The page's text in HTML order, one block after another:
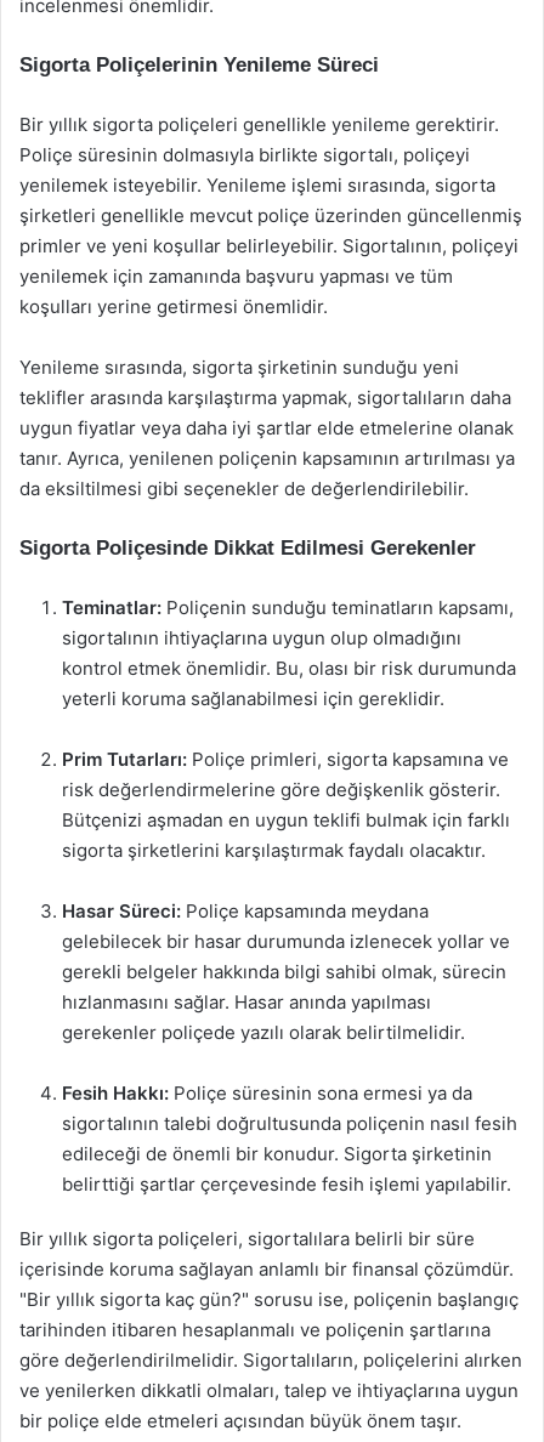
incelenmesi önemlidir.
Sigorta Poliçelerinin Yenileme Süreci
Bir yıllık sigorta poliçeleri genellikle yenileme gerektirir.
Poliçe süresinin dolmasıyla birlikte sigortalı, poliçeyi
yenilemek isteyebilir. Yenileme işlemi sırasında, sigorta
şirketleri genellikle mevcut poliçe üzerinden güncellenmiş
primler ve yeni koşullar belirleyebilir. Sigortalının, poliçeyi
yenilemek için zamanında başvuru yapması ve tüm
koşulları yerine getirmesi önemlidir.
Yenileme sırasında, sigorta şirketinin sunduğu yeni
teklifler arasında karşılaştırma yapmak, sigortalıların daha
uygun fiyatlar veya daha iyi şartlar elde etmelerine olanak
tanır. Ayrıca, yenilenen poliçenin kapsamının artırılması ya
da eksiltilmesi gibi seçenekler de değerlendirilebilir.
Sigorta Poliçesinde Dikkat Edilmesi Gerekenler
Teminatlar: Poliçenin sunduğu teminatların kapsamı,
sigortalının ihtiyaçlarına uygun olup olmadığını
kontrol etmek önemlidir. Bu, olası bir risk durumunda
yeterli koruma sağlanabilmesi için gereklidir.
Prim Tutarları: Poliçe primleri, sigorta kapsamına ve
risk değerlendirmelerine göre değişkenlik gösterir.
Bütçenizi aşmadan en uygun teklifi bulmak için farklı
sigorta şirketlerini karşılaştırmak faydalı olacaktır.
Hasar Süreci: Poliçe kapsamında meydana
gelebilecek bir hasar durumunda izlenecek yollar ve
gerekli belgeler hakkında bilgi sahibi olmak, sürecin
hızlanmasını sağlar. Hasar anında yapılması
gerekenler poliçede yazılı olarak belirtilmelidir.
Fesih Hakkı: Poliçe süresinin sona ermesi ya da
sigortalının talebi doğrultusunda poliçenin nasıl fesih
edileceği de önemli bir konudur. Sigorta şirketinin
belirttiği şartlar çerçevesinde fesih işlemi yapılabilir.
Bir yıllık sigorta poliçeleri, sigortalılara belirli bir süre
içerisinde koruma sağlayan anlamlı bir finansal çözümdür.
"Bir yıllık sigorta kaç gün?" sorusu ise, poliçenin başlangıç
tarihinden itibaren hesaplanmalı ve poliçenin şartlarına
göre değerlendirilmelidir. Sigortalıların, poliçelerini alırken
ve yenilerken dikkatli olmaları, talep ve ihtiyaçlarına uygun
bir poliçe elde etmeleri açısından büyük önem taşır.